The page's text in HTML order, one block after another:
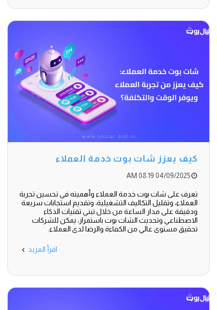
كيف يعزز شات بوت خدمة العملاء
04/09/2025 08:19 AM
تعرف على شات بوت خدمة العملاء وأهميته في تحسين تجربة
العملاء، وتقليل التكاليف التشغيلية، وتقديم استجابات سريعة
ودقيقة على مدار الساعة من خلال تبني تقنيات الذكاء
الاصطناعي وتحديث الشات بوت باستمرار، يمكن للشركات
تحقيق مستوى عالي من الكفاءة والرضا لدى العملاء.
اقرأ المزيد